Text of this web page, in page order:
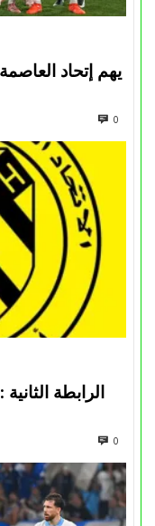
يهم إتحاد
0
الرابطة
0